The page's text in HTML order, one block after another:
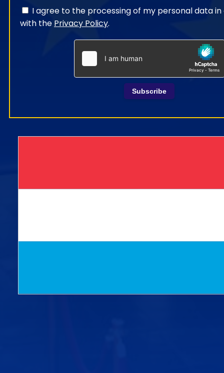
I agree to the processing of my personal data
with the Privacy Policy.
Subscribe